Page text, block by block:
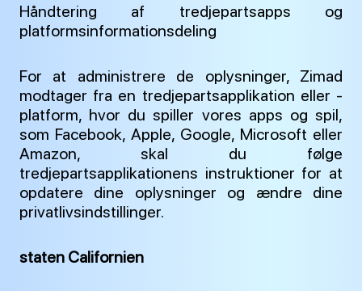
Håndtering af tredjepartsapps og
platformsinformationsdeling
For at administrere de oplysninger, Zimad
modtager fra en tredjepartsapplikation eller -
platform, hvor du spiller vores apps og spil,
som Facebook, Apple, Google, Microsoft eller
Amazon, skal du følge
tredjepartsapplikationens instruktioner for at
opdatere dine oplysninger og ændre dine
privatlivsindstillinger.
staten Californien